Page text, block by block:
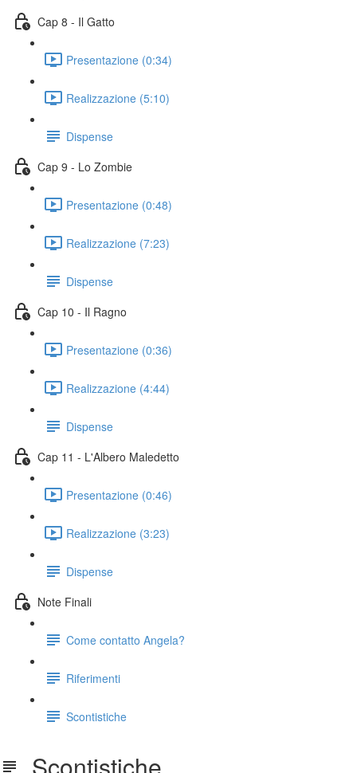
Cap 8 - Il Gatto
Presentazione (0:34)
Realizzazione (5:10)
Dispense
Cap 9 - Lo Zombie
Presentazione (0:48)
Realizzazione (7:23)
Dispense
Cap 10 - Il Ragno
Presentazione (0:36)
Realizzazione (4:44)
Dispense
Cap 11 - L'Albero Maledetto
Presentazione (0:46)
Realizzazione (3:23)
Dispense
Note Finali
Come contatto Angela?
Riferimenti
Scontistiche